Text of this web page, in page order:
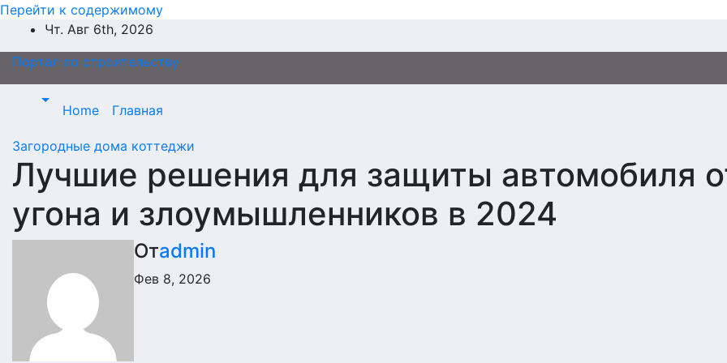
Перейти к содержимому
Чт. Авг 6th, 2026
Портал по строительству
Home Главная
Загородные дома коттеджи
Лучшие решения для защиты автомобиля
угона и злоумышленников в 2024
Отadmin
Фев 8, 2026